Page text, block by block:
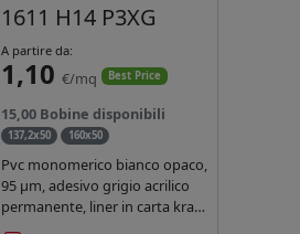
1611 H14 P3XG
A partire da:
1,10 €/mq Best Price
15,00 Bobine disponibili
137,2x50 160x50
Pvc monomerico bianco opaco,
95 µm, adesivo grigio acrilico
permanente, liner in carta kraft
siliconata 135gr/mq. Durata 3